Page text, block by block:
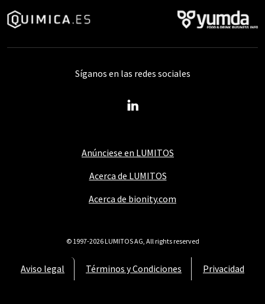
Anúnciese en LUMITOS
Acerca de LUMITOS
Acerca de bionity.com
Aviso legal Términos y Condiciones Privacidad
Síganos en las redes sociales
© 1997-2026 LUMITOS AG, All rights reserved